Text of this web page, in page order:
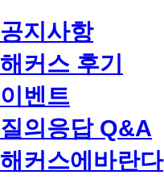
공지사항
해커스 후기
이벤트
질의응답 Q&A
해커스에바란다